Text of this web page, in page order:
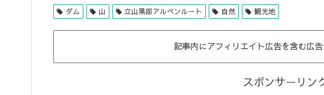
ダム 山 立山黒部アルペンルート 自然 観光地
記事内にアフィリエイト広告を含む広告
スポンサーリン